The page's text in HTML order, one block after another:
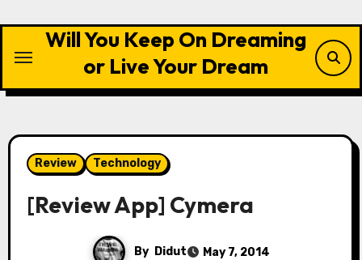
content
Will You Keep On Dreaming
or Live Your Dream
Review Technology
[Review App] Cymera
By Didut
May 7, 2014